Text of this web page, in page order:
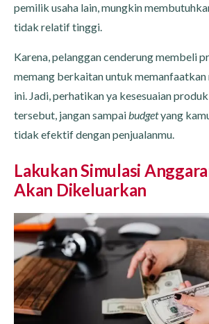
pemilik usaha lain, mungkin
tidak relatif tinggi.
Karena, pelanggan cenderung membeli
memang berkaitan untuk memanfaatkan
ini. Jadi, perhatikan ya kesesuaian
tersebut, jangan sampai budgetyang
tidak efektif dengan penjualanmu.
Lakukan Simulasi
Akan Dikeluarkan